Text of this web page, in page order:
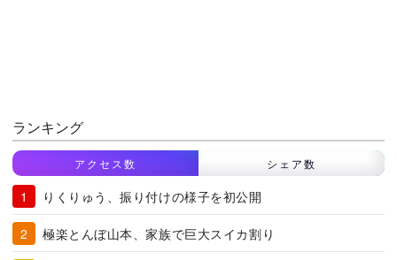
ランキング
アクセス数 シェア数
りくりゅう、振り付けの様子を初公開
極楽とんぼ山本、家族で巨大スイカ割り